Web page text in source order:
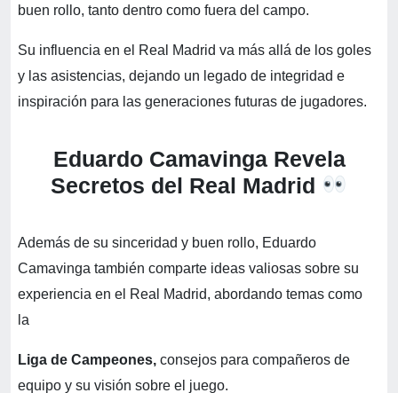
buen rollo, tanto dentro como fuera del campo.
Su influencia en el Real Madrid va más allá de los goles
y las asistencias, dejando un legado de integridad e
inspiración para las generaciones futuras de jugadores.
Eduardo Camavinga Revela
Secretos del Real Madrid
Además de su sinceridad y buen rollo, Eduardo
Camavinga también comparte ideas valiosas sobre su
experiencia en el Real Madrid, abordando temas como
la
Liga de Campeones, consejos para compañeros de
equipo y su visión sobre el juego.